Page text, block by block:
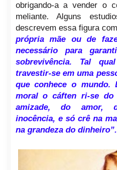
obrigando-a a vender o
meliante. Alguns
descrevem essa figura
própria mãe ou de
necessário para
sobrevivência. Tal
travestir-se em uma
que conhece o mundo.
moral o cáften ri-se do
amizade, do amor,
inocência, e só crê na
na grandeza do dinheiro”.